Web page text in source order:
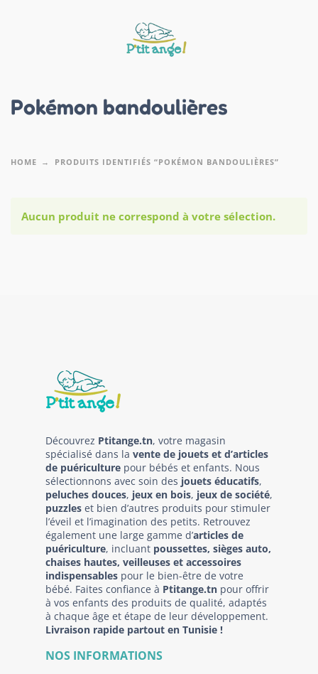
Pokémon bandoulières
HOME PRODUITS IDENTIFIÉS “POKÉMON BANDOULIÈRES”
Aucun produit ne correspond à votre sélection.
Découvrez Ptitange.tn, votre magasin
spécialisé dans la vente de jouets et d’articles
de puériculture pour bébés et enfants. Nous
sélectionnons avec soin des jouets éducatifs,
peluches douces, jeux en bois, jeux de société,
puzzles et bien d’autres produits pour stimuler
l’éveil et l’imagination des petits. Retrouvez
également une large gamme d’articles de
puériculture, incluant poussettes, sièges auto,
chaises hautes, veilleuses et accessoires
indispensables pour le bien-être de votre
bébé. Faites confiance à Ptitange.tn pour offrir
à vos enfants des produits de qualité, adaptés
à chaque âge et étape de leur développement.
Livraison rapide partout en Tunisie !
NOS INFORMATIONS